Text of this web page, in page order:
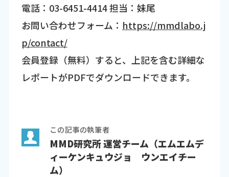
電話：03-6451-4414 担当：妹尾
お問い合わせフォーム： https://mmdlabo.j
p/contact/
会員登録（無料）すると、上記を含む詳細な
レポートがPDFでダウンロードできます。
この記事の執筆者
MMD研究所 運営チーム（エムエムデ
ィーケンキュウジョ ウンエイチー
ム）